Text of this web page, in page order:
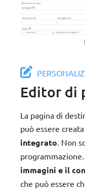
Editor di
La pagina di
può essere
integrato . Non
programmazione.
immagini e il
che può essere